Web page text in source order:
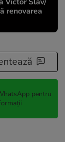
renovarea
pentru